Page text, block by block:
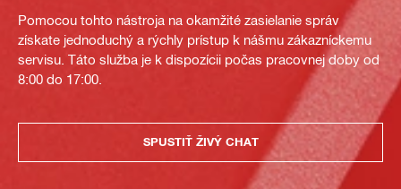
Pomocou tohto nástroja na okamžité zasielanie správ
získate jednoduchý a rýchly prístup k nášmu zákazníckemu
servisu. Táto služba je k dispozícii počas pracovnej doby od
8:00 do 17:00.
SPUSTIŤ ŽIVÝ CHAT